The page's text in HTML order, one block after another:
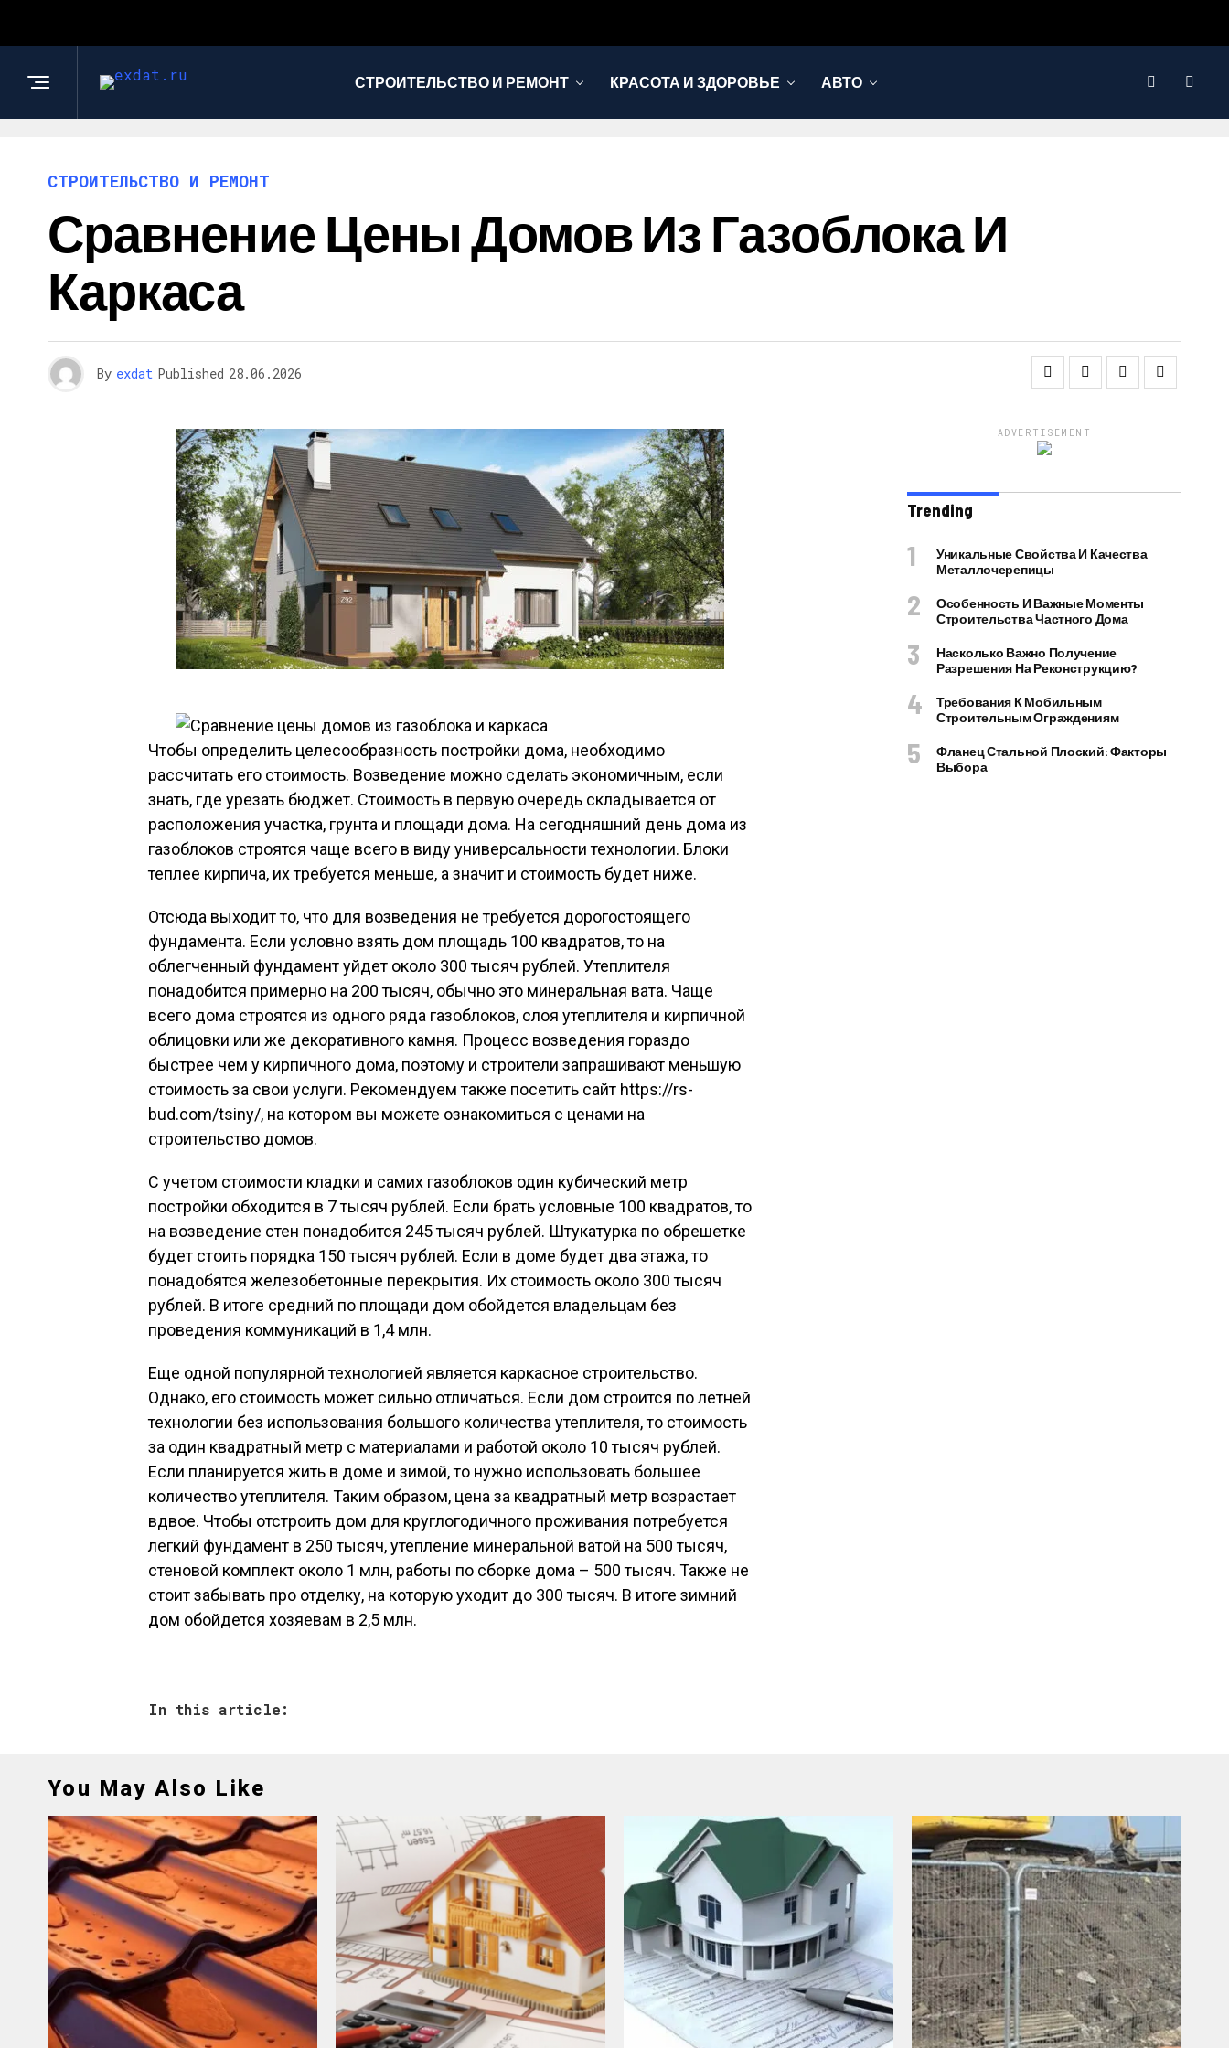
СТРОИТЕЛЬСТВО И РЕМОНТ КРАСОТА И ЗДОРОВЬЕ АВТО
СТРОИТЕЛЬСТВО И РЕМОНТ
Сравнение Цены Домов Из Газоблока И
Каркаса
By exdat Published 28.06.2026
Чтобы определить целесообразность постройки дома, необходимо
рассчитать его стоимость. Возведение можно сделать экономичным, если
знать, где урезать бюджет. Стоимость в первую очередь складывается от
расположения участка, грунта и площади дома. На сегодняшний день дома из
газоблоков строятся чаще всего в виду универсальности технологии. Блоки
теплее кирпича, их требуется меньше, а значит и стоимость будет ниже.
Отсюда выходит то, что для возведения не требуется дорогостоящего
фундамента. Если условно взять дом площадь 100 квадратов, то на
облегченный фундамент уйдет около 300 тысяч рублей. Утеплителя
понадобится примерно на 200 тысяч, обычно это минеральная вата. Чаще
всего дома строятся из одного ряда газоблоков, слоя утеплителя и кирпичной
облицовки или же декоративного камня. Процесс возведения гораздо
быстрее чем у кирпичного дома, поэтому и строители запрашивают меньшую
стоимость за свои услуги. Рекомендуем также посетить сайт https://rs-
bud.com/tsiny/, на котором вы можете ознакомиться с ценами на
строительство домов.
С учетом стоимости кладки и самих газоблоков один кубический метр
постройки обходится в 7 тысяч рублей. Если брать условные 100 квадратов, то
на возведение стен понадобится 245 тысяч рублей. Штукатурка по обрешетке
будет стоить порядка 150 тысяч рублей. Если в доме будет два этажа, то
понадобятся железобетонные перекрытия. Их стоимость около 300 тысяч
рублей. В итоге средний по площади дом обойдется владельцам без
проведения коммуникаций в 1,4 млн.
Еще одной популярной технологией является каркасное строительство.
Однако, его стоимость может сильно отличаться. Если дом строится по летней
технологии без использования большого количества утеплителя, то стоимость
за один квадратный метр с материалами и работой около 10 тысяч рублей.
Если планируется жить в доме и зимой, то нужно использовать большее
количество утеплителя. Таким образом, цена за квадратный метр возрастает
вдвое. Чтобы отстроить дом для круглогодичного проживания потребуется
легкий фундамент в 250 тысяч, утепление минеральной ватой на 500 тысяч,
стеновой комплект около 1 млн, работы по сборке дома – 500 тысяч. Также не
стоит забывать про отделку, на которую уходит до 300 тысяч. В итоге зимний
дом обойдется хозяевам в 2,5 млн.
In this article:
ADVERTISEMENT
Trending
Уникальные Свойства И Качества
Металлочерепицы
Особенность И Важные Моменты
Строительства Частного Дома
Насколько Важно Получение
Разрешения На Реконструкцию?
Требования К Мобильным
Строительным Ограждениям
Фланец Стальной Плоский: Факторы
Выбора
You May Also Like